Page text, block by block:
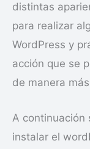
distintas
para realizar
WordPress y
acción que se
de manera
A continuación
instalar el